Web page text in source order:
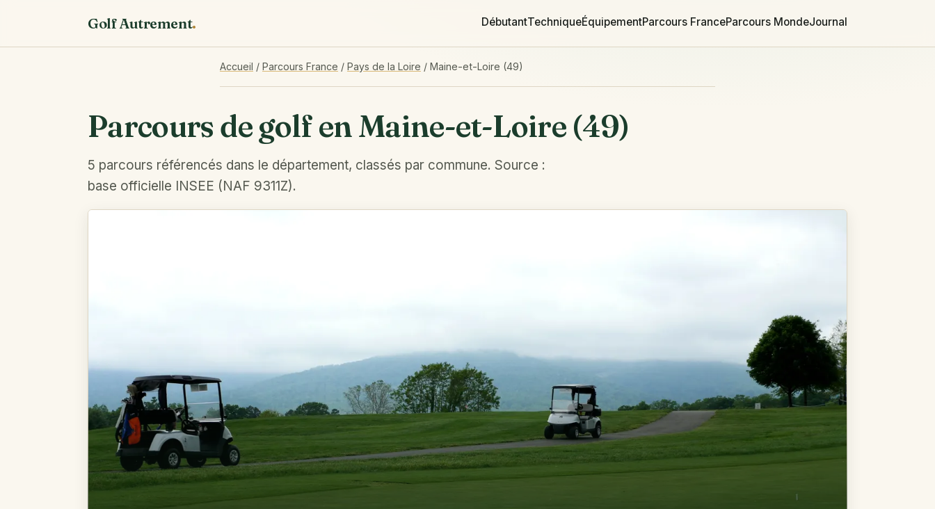
Golf Autrement. DébutantTechniqueÉquipementParcours FranceParcours MondeJournal
Accueil / Parcours France / Pays de la Loire / Maine-et-Loire (49)
Parcours de golf en Maine-et-Loire (49)
5 parcours référencés dans le département, classés par commune. Source :
base officielle INSEE (NAF 9311Z).